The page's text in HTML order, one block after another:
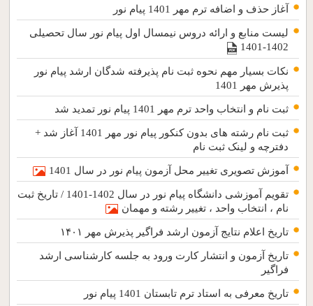
آغاز حذف و اضافه ترم مهر 1401 پیام نور
لیست منابع و ارائه دروس نیمسال اول پیام نور سال تحصیلی
1402-1401
نکات بسیار مهم نحوه ثبت نام پذیرفته شدگان ارشد پیام نور
پذیرش مهر 1401
ثبت نام و انتخاب واحد ترم مهر 1401 پیام نور تمدید شد
ثبت نام رشته های بدون کنکور پیام نور مهر 1401 آغاز شد +
دفترچه و لینک ثبت نام
آموزش تصویری تغییر محل آزمون پیام نور در سال 1401
تقویم آموزشی دانشگاه پیام نور در سال 1402-1401 / تاریخ ثبت
نام ، انتخاب واحد ، تغییر رشته و مهمان
تاریخ اعلام نتایج آزمون ارشد فراگیر پذیرش مهر ۱۴۰۱
تاریخ آزمون و انتشار کارت ورود به جلسه کارشناسی ارشد
فراگیر
تاریخ معرفی به استاد ترم تابستان 1401 پیام نور